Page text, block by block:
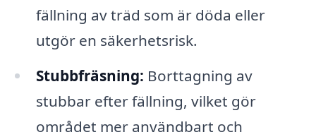
fällning av träd som är döda eller
utgör en säkerhetsrisk.
Stubbfräsning: Borttagning av
stubbar efter fällning, vilket gör
området mer användbart och